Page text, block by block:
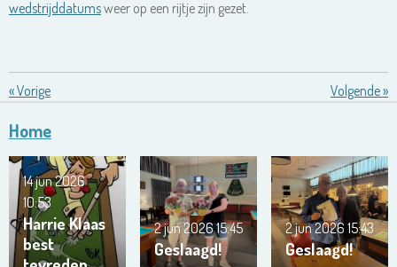
wedstrijddatumsweer op een rijtje zijn gezet.
«Vorige Volgende»
Home
Harrie Klaas
best
14 jun 2026
10:53
Geslaagd!
2 jun 202615:45
Geslaagd!
2 jun 2026 15:43